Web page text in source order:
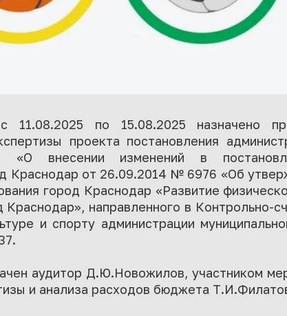
11.08.2025 по 15.08.2025 назначено
проекта постановления
«О внесении изменений в
Краснодар от 26.09.2014 № 6976 «Об
город Краснодар «Развитие
Краснодар», направленного в Контрольно-
и спорту администрации
аудитор Д.Ю.Новожилов, участником
и анализа расходов бюджета